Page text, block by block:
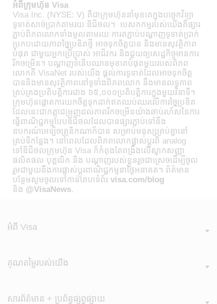
អំពីក្រុមហ៊ុន Visa
Visa Inc. (NYSE: V) គឺជាក្រុមហ៊ុននាំមុខគេក្នុងបច្ចេកវិទ្យា
ទូទាត់សាច់ប្រាក់តាមរយៈឌីជីថល។ បេសកកម្មរបស់យើងគឺផ្សារ
ភ្ជាប់ពិភពលោកទាំងមូលតាមរយៈការតភ្ជាប់បណ្តាញទូទាត់ប្រាក់
ប្រកបដោយភាពច្នៃប្រឌិតថ្មី អាចទុកចិត្តបាន និងមានសុវត្ថិភាព
បំផុត ជាមួយអ្នកប្រើប្រាស់ អាជីវករ និង​ជួយឲ្យសេដ្ឋកិច្ចមានការ
រីកចម្រើន។ បណ្តាញទំនើបឈានមុខគេបំផុតមួយរបស់ពិភព
លោកគឺ VisaNet របស់យើង ផ្តល់ការទូទាត់ដែលអាចទុកចិត្ត
បាននិងមានសុវត្ថិភាពនៅទូទាំងពិភពលោក នឹងមានលទ្ធភាព
គ្រប់គ្រងប្រតិបត្តិការជាង ៦៥,០០០ប្រតិបត្តិការក្នុងមួយវិនាទី។
ក្រុមហ៊ុនផ្តោតការយកចិត្តទុកដាក់ឥតឈប់ឈរលើការច្នៃប្រឌិត
ដែលនេះជាកត្តាជម្រុញដល់ភាពរីកចម្រើនយ៉ាងឆាប់រហ័សនៃការ
ធ្វើពាណិជ្ជកម្មបែបឌីជីថលដែលបានផ្សារភ្ជាប់ទៅនឹង
ឧបករណ៍អេទ្បិចត្រូនិកណាក៏បាន សម្រាប់មនុស្សគ្រប់គ្នានៅ
គ្រប់ទីកន្លែង។ នៅពេលដែលពិភពលោកផ្លាស់ប្តូរពី analog
ទៅឌីជីថលក្រុមហ៊ុន Visa ក៏កំពុងតែពង្រឹងលើស្លាកសញ្ញា
ផលិតផល​ បុគ្គលិក និង បណ្តាញរបស់ខ្លួនរួចជាស្រេចដើម្បីចូល
រួមជាមួយនឹងការផ្លាស់ប្តូរពាណិជ្ជកម្មនាថ្ងៃអនាគត។ ព័ត៌មាន
បន្ថែមសូមចូលទៅកាន់គេហទំព័រvisa.com/blog
និង @VisaNews.
អំពី Visa
គុណតម្លៃរបស់​យើង
សារព័ត៌មាន + ប្រព័ន្ធផ្សព្វផ្សាយ